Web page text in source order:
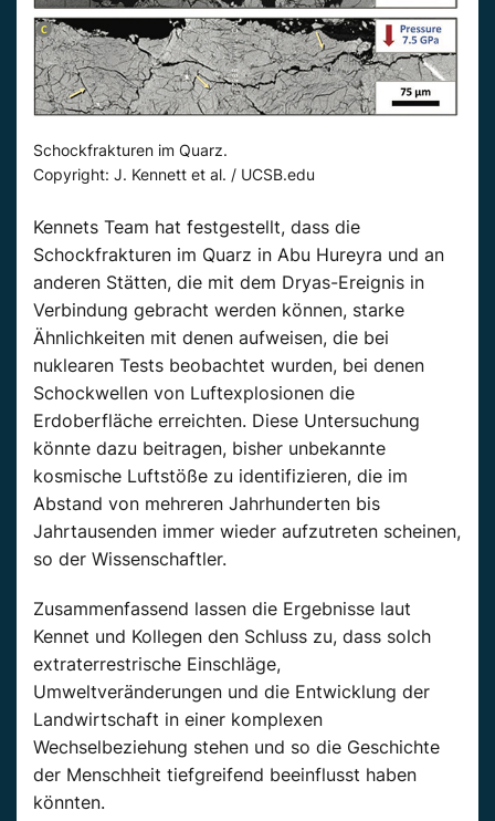
Schockfrakturen im Quarz.
Copyright: J. Kennett et al. / UCSB.edu
Kennets Team hat festgestellt, dass die
Schockfrakturen im Quarz in Abu Hureyra und an
anderen Stätten, die mit dem Dryas-Ereignis in
Verbindung gebracht werden können, starke
Ähnlichkeiten mit denen aufweisen, die bei
nuklearen Tests beobachtet wurden, bei denen
Schockwellen von Luftexplosionen die
Erdoberfläche erreichten. Diese Untersuchung
könnte dazu beitragen, bisher unbekannte
kosmische Luftstöße zu identifizieren, die im
Abstand von mehreren Jahrhunderten bis
Jahrtausenden immer wieder aufzutreten scheinen,
so der Wissenschaftler.
Zusammenfassend lassen die Ergebnisse laut
Kennet und Kollegen den Schluss zu, dass solch
extraterrestrische Einschläge,
Umweltveränderungen und die Entwicklung der
Landwirtschaft in einer komplexen
Wechselbeziehung stehen und so die Geschichte
der Menschheit tiefgreifend beeinflusst haben
könnten.